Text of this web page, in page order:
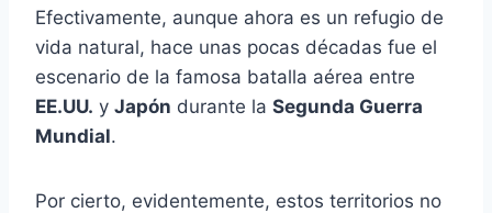
Efectivamente, aunque ahora es un refugio de
vida natural, hace unas pocas décadas fue el
escenario de la famosa batalla aérea entre
EE.UU. y Japón durante la Segunda Guerra
Mundial.
Por cierto, evidentemente, estos territorios no